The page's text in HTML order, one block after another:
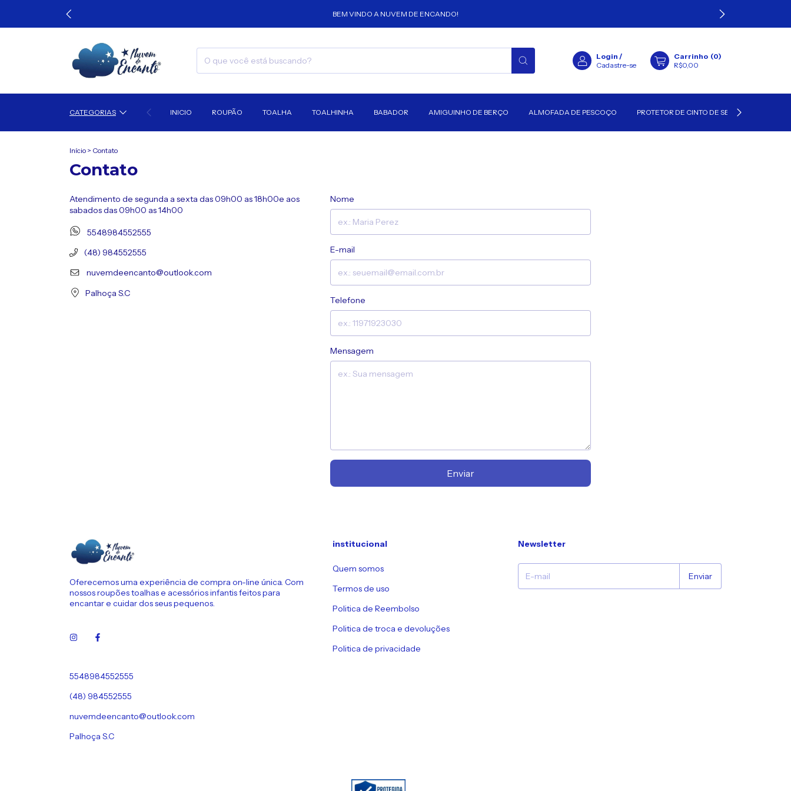
BEM VINDO A NUVEM DE ENCANDO!
Login /
Cadastre-se
Carrinho (0)
R$0,00
CATEGORIAS INICIO ROUPÃO TOALHA TOALHINHA BABADOR AMIGUINHO DE BERÇO ALMOFADA DE PESCOÇO PROTETOR DE CINTO DE SEGURANÇA
Início > Contato
Contato
Atendimento de segunda a sexta das 09h00 as 18h00e aos
sabados das 09h00 as 14h00
5548984552555
(48) 984552555
nuvemdeencanto@outlook.com
Palhoça S.C
Nome
E-mail
Telefone
Mensagem
Enviar
Oferecemos uma experiência de compra on-line única. Com
nossos roupões toalhas e acessórios infantis feitos para
encantar e cuidar dos seus pequenos.
5548984552555
(48) 984552555
nuvemdeencanto@outlook.com
Palhoça S.C
institucional
Quem somos
Termos de uso
Politica de Reembolso
Politica de troca e devoluções
Politica de privacidade
Newsletter